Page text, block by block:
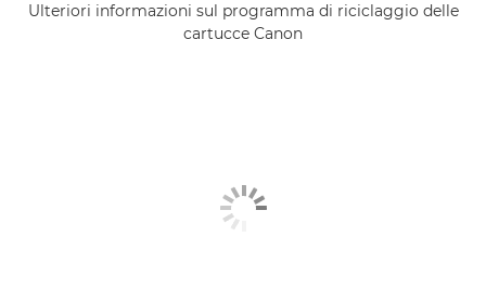
Ulteriori informazioni sul programma di riciclaggio delle
cartucce Canon